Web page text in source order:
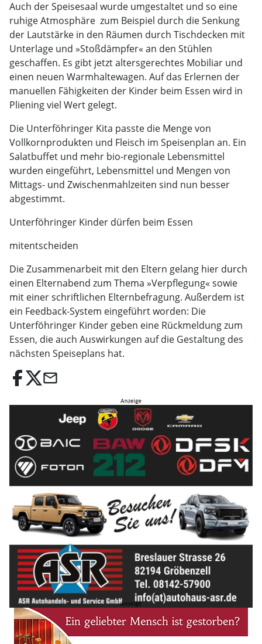
Auch der Speisesaal wurde umgestaltet und so eine
ruhige Atmosphäre  zum Beispiel durch die Senkung
der Lautstärke in den Räumen durch Tischdecken mit
Unterlage und »Stoßdämpfer« an den Stühlen 
geschaffen. Es gibt jetzt altersgerechtes Mobiliar und
einen neuen Warmhaltewagen. Auf das Erlernen der
manuellen Fähigkeiten der Kinder beim Essen wird in
Pliening viel Wert gelegt.
Die Unterföhringer Kita passte die Menge von
Vollkornprodukten und Fleisch im Speisenplan an. Ein
Salatbuffet und mehr bio-regionale Lebensmittel
wurden eingeführt, Lebensmittel und Mengen von
Mittags- und Zwischenmahlzeiten sind nun besser
abgestimmt.
Unterföhringer Kinder dürfen beim Essen
mitentscheiden
Die Zusammenarbeit mit den Eltern gelang hier durch
einen Elternabend zum Thema »Verpflegung« sowie
mit einer schriftlichen Elternbefragung. Außerdem ist
ein Feedback-System eingeführt worden: Die
Unterföhringer Kinder geben eine Rückmeldung zum
Essen, die auch Auswirkungen auf die Gestaltung des
nächsten Speiseplans hat.
email